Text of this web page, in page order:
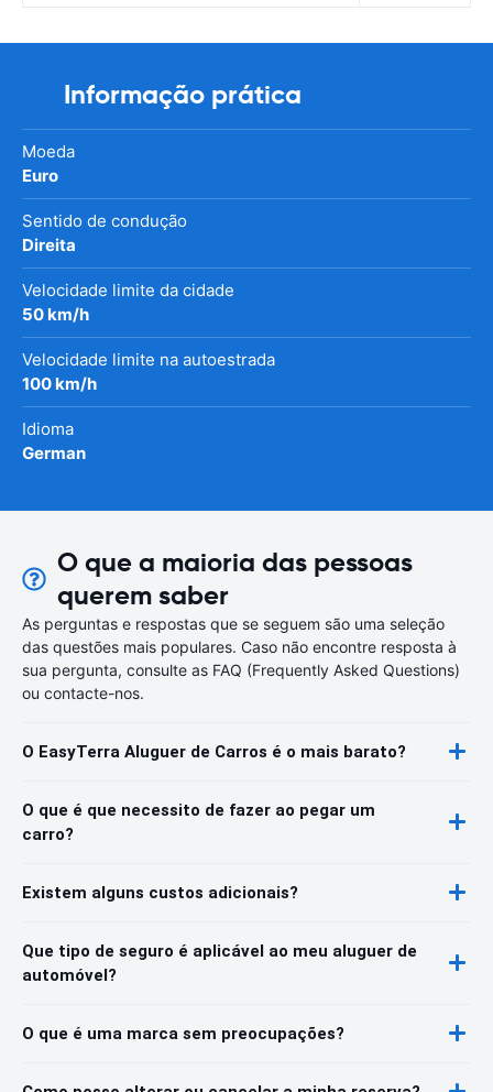
Informação prática
Moeda
Euro
Sentido de condução
Direita
Velocidade limite da cidade
50 km/h
Velocidade limite na autoestrada
100 km/h
Idioma
German
O que a maioria das pessoas
querem saber
As perguntas e respostas que se seguem são uma seleção
das questões mais populares. Caso não encontre resposta à
sua pergunta, consulte as FAQ (Frequently Asked Questions)
ou contacte-nos.
O EasyTerra Aluguer de Carros é o mais barato?
O que é que necessito de fazer ao pegar um
carro?
Existem alguns custos adicionais?
Que tipo de seguro é aplicável ao meu aluguer de
automóvel?
O que é uma marca sem preocupações?